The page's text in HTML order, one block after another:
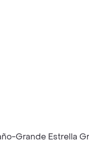
Grande Estrella